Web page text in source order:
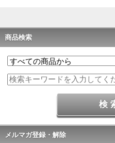
商品検索
メルマガ登録・解除